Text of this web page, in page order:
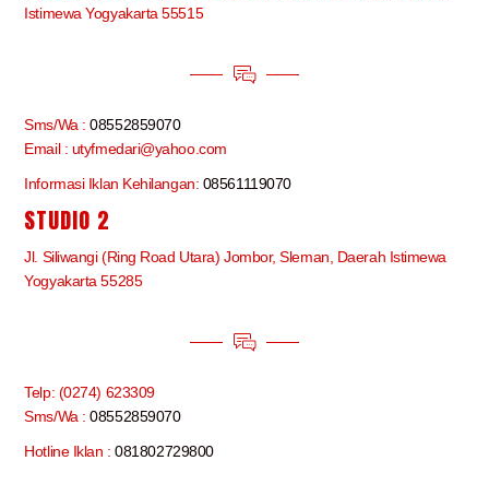
Istimewa Yogyakarta 55515
Sms/Wa :08552859070
Email : utyfmedari@yahoo.com
Informasi Iklan Kehilangan: 08561119070
STUDIO 2
Jl. Siliwangi (Ring Road Utara) Jombor, Sleman, Daerah Istimewa
Yogyakarta 55285
Telp: (0274) 623309
Sms/Wa :08552859070
Hotline Iklan :081802729800